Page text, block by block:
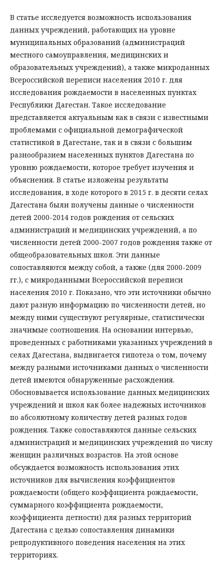
В статье исследуется возможность использования
данных учреждений, работающих на уровне
муниципальных образований (администраций
местного самоуправления, медицинских и
образовательных учреждений), а также микроданных
Всероссийской переписи населения 2010 г. для
исследования рождаемости в населенных пунктах
Республики Дагестан. Такое исследование
представляется актуальным как в связи с известными
проблемами с официальной демографической
статистикой в Дагестане, так и в связи с большим
разнообразием населенных пунктов Дагестана по
уровню рождаемости, которое требует изучения и
объяснения. В статье изложены результаты
исследования, в ходе которого в 2015 г. в десяти селах
Дагестана были получены данные о численности
детей 2000-2014 годов рождения от сельских
администраций и медицинских учреждений, а по
численности детей 2000-2007 годов рождения также от
общеобразовательных школ. Эти данные
сопоставляются между собой, а также (для 2000-2009
гг.), с микроданными Всероссийской переписи
населения 2010 г. Показано, что эти источники обычно
дают разную информацию по численности детей, но
между ними существуют регулярные, статистически
значимые соотношения. На основании интервью,
проведенных с работниками указанных учреждений в
селах Дагестана, выдвигается гипотеза о том, почему
между разными источниками данных о численности
детей имеются обнаруженные расхождения.
Обосновывается использование данных медицинских
учреждений и школ как более надежных источников
по абсолютному количеству детей разных годов
рождения. Также сопоставляются данные сельских
администраций и медицинских учреждений по числу
женщин различных возрастов. На этой основе
обсуждается возможность использования этих
источников для вычисления коэффициентов
рождаемости (общего коэффициента рождаемости,
суммарного коэффициента рождаемости,
коэффициента детности) для разных территорий
Дагестана с целью сопоставления динамики
репродуктивного поведения населения на этих
территориях.